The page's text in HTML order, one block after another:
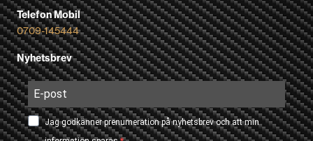
Telefon Mobil
0709-145444
Nyhetsbrev
Jag godkänner prenumeration på nyhetsbrev och att min